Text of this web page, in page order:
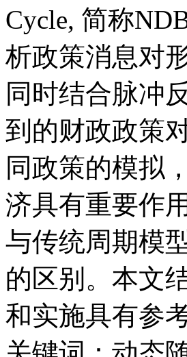
Cycle, 简称
析政策消息对
同时结合脉冲
到的财政政策
同政策的模拟
济具有重要作
与传统周期模
的区别。本文
和实施具有参